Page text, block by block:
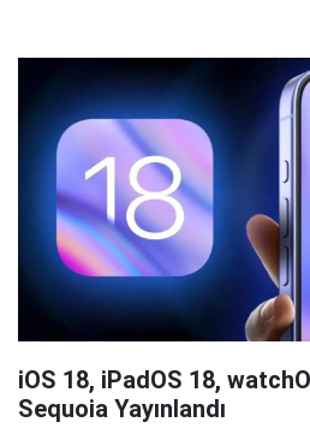
iOS 18, iPadOS 18,
Sequoia Yayınlandı